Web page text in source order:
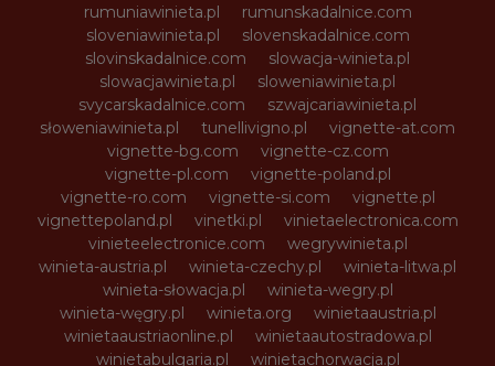
rumuniawinieta.pl
rumunskadalnice.com
sloveniawinieta.pl
slovenskadalnice.com
slovinskadalnice.com
slowacja-winieta.pl
slowacjawinieta.pl
sloweniawinieta.pl
svycarskadalnice.com
szwajcariawinieta.pl
słoweniawinieta.pl
tunellivigno.pl
vignette-at.com
vignette-bg.com
vignette-cz.com
vignette-pl.com
vignette-poland.pl
vignette-ro.com
vignette-si.com
vignette.pl
vignettepoland.pl
vinetki.pl
vinietaelectronica.com
vinieteelectronice.com
wegrywinieta.pl
winieta-austria.pl
winieta-czechy.pl
winieta-litwa.pl
winieta-słowacja.pl
winieta-wegry.pl
winieta-węgry.pl
winieta.org
winietaaustria.pl
winietaaustriaonline.pl
winietaautostradowa.pl
winietabulgaria.pl
winietachorwacja.pl